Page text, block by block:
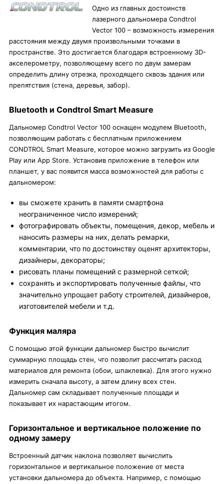
Одно из главных достоинств
лазерного дальномера Condtrol
Vector 100 – возможность измерения
расстояния между двумя произвольными точками в
пространстве. Это достигается благодаря встроенному 3D-
акселерометру, позволяющему всего по двум замерам
определить длину отрезка, проходящего сквозь здания или
препятствия (стена, деревья, забор).
Bluetooth и Condtrol Smart Measure
Дальномер Condtrol Vector 100 оснащен модулем Bluetooth,
позволяющим работать с бесплатным приложением
CONDTROL Smart Measure, которое можно загрузить из Google
Play или App Store. Установив приложение в телефон или
планшет, у вас появится масса возможностей для работы с
дальномером:
вы сможете хранить в памяти смартфона
неограниченное число измерений;
фотографировать объекты, помещения, декор, мебель и
наносить размеры на них, делать ремарки,
комментарии, что по достоинству оценят архитекторы,
дизайнеры, декораторы;
рисовать планы помещений с размерной сеткой;
сохранять и экспортировать полученные файлы, что
значительно упрощает работу строителей, дизайнеров,
изготовителей мебели и т.д.
Функция маляра
С помощью этой функции дальномер быстро вычислит
суммарную площадь стен, что позволит рассчитать расход
материалов для ремонта (обои, шпаклевка). Для этого нужно
измерить сначала высоту, а затем длину всех стен.
Дальномер сам складывает полученные площади и
показывает их нарастающим итогом.
Горизонтальное и вертикальное положение по
одному замеру
Встроенный датчик наклона позволяет вычислить
горизонтальное и вертикальное положение от места
установки дальномера до объекта. Например, с помощью